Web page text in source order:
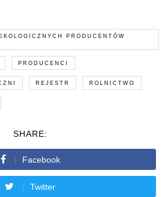
PRODUCENTÓW
PRODUCENCI
REJESTR ROLNICTWO
SHARE:
Facebook
Twitter